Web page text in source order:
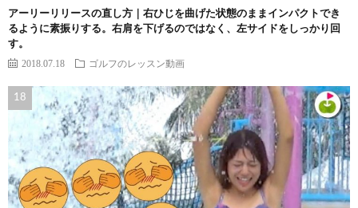
アーリーリリースの直し方｜右ひじを曲げた状態のままインパクトでき
るように素振りする。右肩を下げるのではなく、左サイドをしっかり回
す。
2018.07.18 ゴルフのレッスン動画